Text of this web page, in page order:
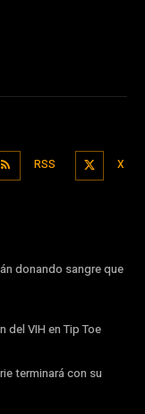
RSS X
donando sangre que
del VIH en Tip Toe
terminará con su